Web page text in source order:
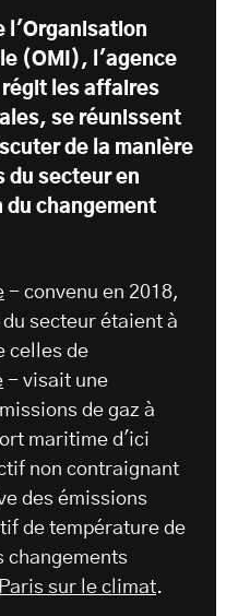
l'Organisation
(OMI), l'agence
les affaires
se réunissent
de la manière
secteur en
changement
- convenu en 2018,
secteur étaient à
celles de
- visait une
de gaz à
maritime d'ici
non contraignant
des émissions
de température de
changements
sur le climat.